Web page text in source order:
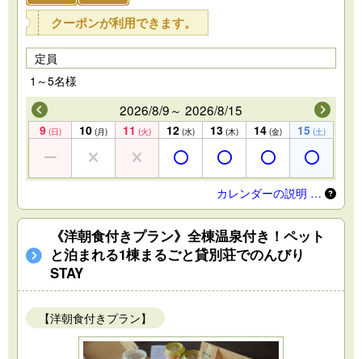
クーポンが利用できます。
定員
1～5名様
2026/8/9～ 2026/8/15
9 (日) 10 (月) 11 (火) 12 (水) 13 (木) 14 (金) 15 (土)
カレンダーの説明 …
《洋朝食付きプラン》全棟温泉付き！ペット
と泊まれる1棟まるごと貸別荘でのんびり
STAY
【洋朝食付きプラン】